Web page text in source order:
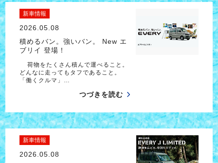
新車情報
2026.05.08
積めるバン。強いバン。 New エ
ブリイ 登場！
荷物をたくさん積んで運べること。
どんなに走ってもタフであること。
「働くクルマ」…
つづきを読む
新車情報
2026.05.08